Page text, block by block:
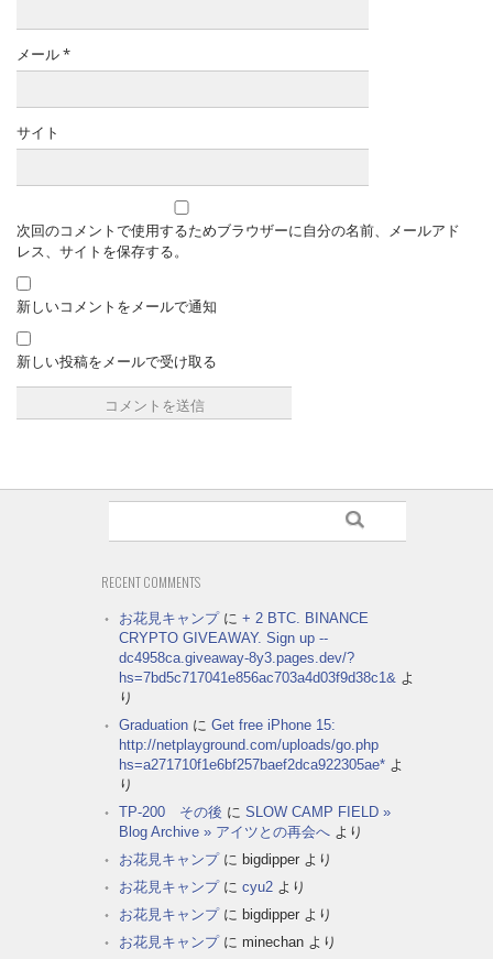
メール*
サイト
次回のコメントで使用するためブラウザーに自分の名前、メールアド
レス、サイトを保存する。
新しいコメントをメールで通知
新しい投稿をメールで受け取る
RECENT COMMENTS
お花見キャンプに + 2 BTC. BINANCE
CRYPTO GIVEAWAY. Sign up --
dc4958ca.giveaway-8y3.pages.dev/?
hs=7bd5c717041e856ac703a4d03f9d38c1& よ
り
Graduation に Get free iPhone 15:
http://netplayground.com/uploads/go.php
hs=a271710f1e6bf257baef2dca922305ae* よ
り
TP-200 その後 に SLOW CAMP FIELD »
Blog Archive » アイツとの再会へ より
お花見キャンプに bigdipper より
お花見キャンプに cyu2 より
お花見キャンプに bigdipper より
お花見キャンプに minechan より